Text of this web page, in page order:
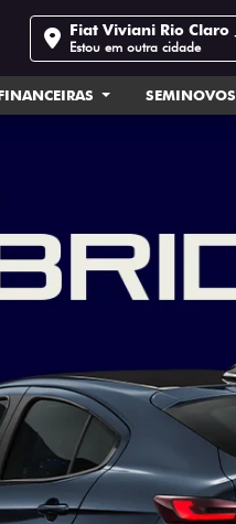
Fiat Viviani Rio Claro
Estou em outra cidade
SEMINOVOS